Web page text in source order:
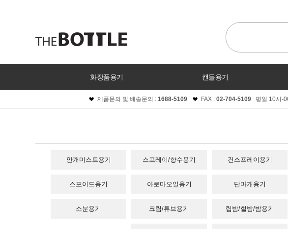
화장품용기 캔들용기
제품문의 및 배송문의 : 1688-5109 FAX : 02-704-5109평일 10시-06
안개미스트용기 스프레이/향수용기 건스프레이용기
스포이드용기 아로마오일용기 단마개용기
소분용기 크림/튜브용기 립밤/힐밤/밤용기